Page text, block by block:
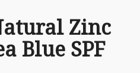
Zinc
Blue SPF